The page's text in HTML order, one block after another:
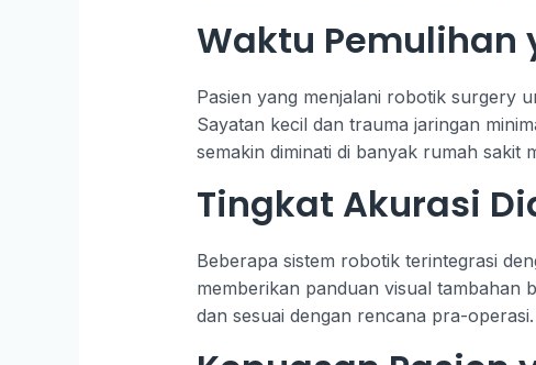
Waktu Pemulihan
Pasien yang menjalani robotik surgery
Sayatan kecil dan trauma jaringan
semakin diminati di banyak rumah sakit
Tingkat Akurasi
Beberapa sistem robotik terintegrasi
memberikan panduan visual tambahan
dan sesuai dengan rencana pra-operasi.